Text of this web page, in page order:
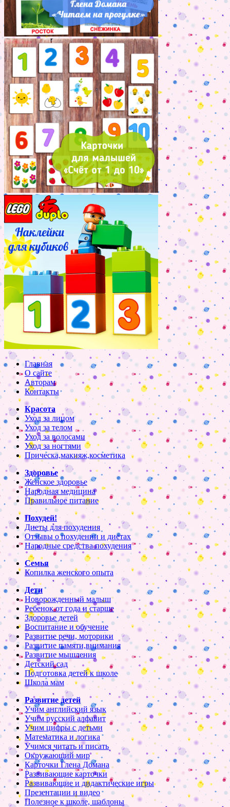
Главная
О сайте
Авторам
Контакты
Красота
Уход за лицом
Уход за телом
Уход за волосами
Уход за ногтями
Прическа,макияж,косметика
Здоровье
Женское здоровье
Народная медицина
Правильное питание
Похудей!
Диеты для похудения
Отзывы о похудении и диетах
Народные средства похудения
Семья
Копилка женского опыта
Дети
Новорожденный малыш
Ребенок от года и старше
Здоровье детей
Воспитание и обучение
Развитие речи, моторики
Развитие памяти,внимания
Развитие мышления
Детский сад
Подготовка детей к школе
Школа мам
Развитие детей
Учим английский язык
Учим русский алфавит
Учим цифры с детьми
Математика и логика
Учимся читать и писать
Окружающий мир
Карточки Глена Домана
Развивающие карточки
Развивающие и дидактические игры
Презентации и видео
Полезное к школе, шаблоны